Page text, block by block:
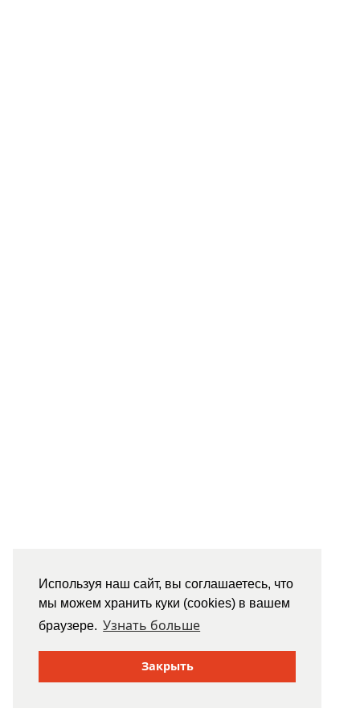
Используя наш сайт, вы соглашаетесь, что
мы можем хранить куки (cookies) в вашем
браузере. Узнать больше
Закрыть